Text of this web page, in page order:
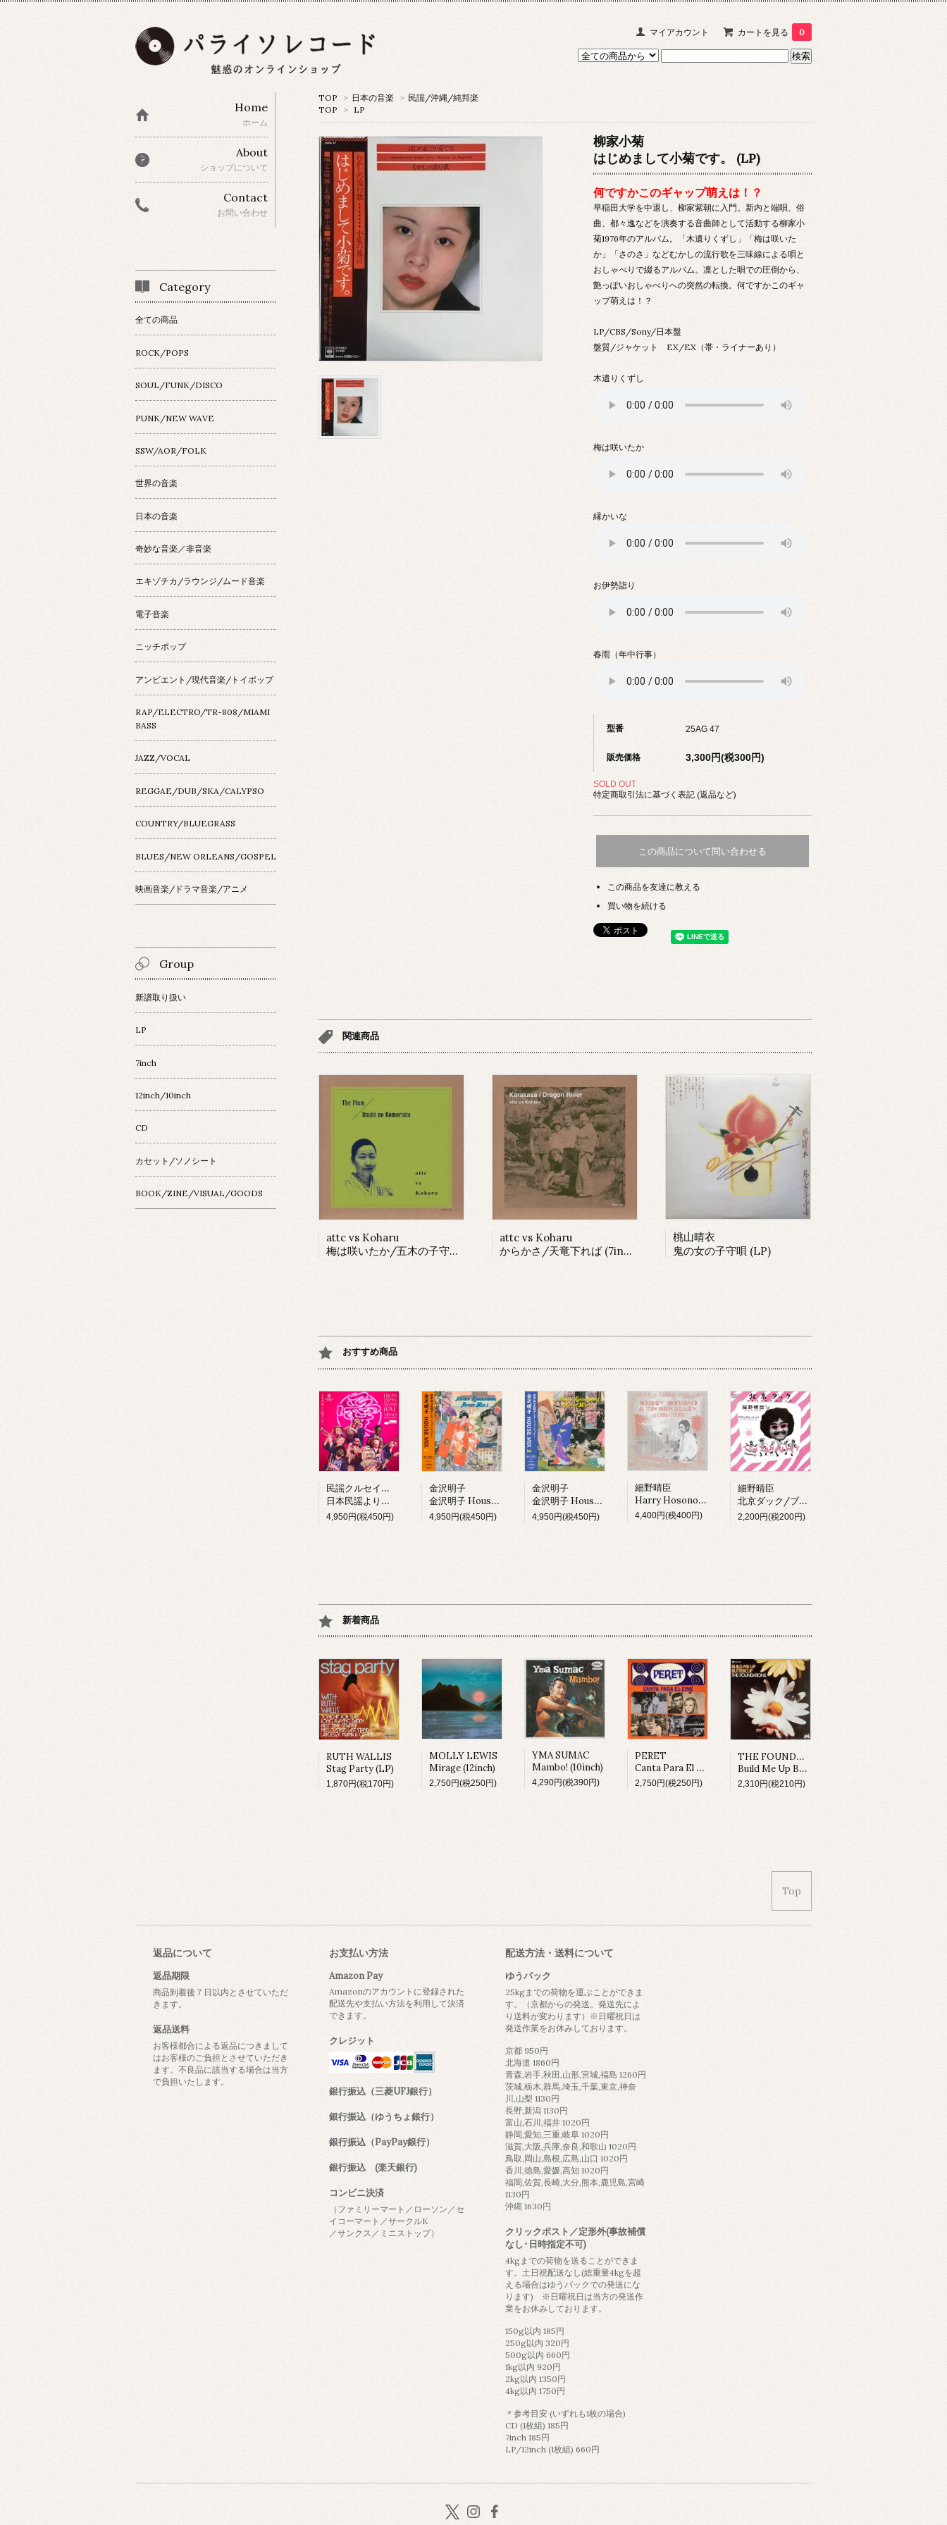
マイアカウント カートを見る 0
TOP > 日本の音楽 > 民謡/沖縄/純邦楽
TOP
> LP
柳家小菊
はじめまして小菊です。 (LP)
何ですかこのギャップ萌えは！？
早稲田大学を中退し、柳家紫朝に入門。新内と端唄、俗
曲、都々逸などを演奏する音曲師として活動する柳家小
菊1976年のアルバム。「木遺りくずし」「梅は咲いた
か」「さのさ」などむかしの流行歌を三味線による唄と
おしゃべりで綴るアルバム。凛とした唄での圧倒から、
艶っぽいおしゃべりへの突然の転換。何ですかこのギャ
ップ萌えは！？
LP/CBS/Sony/日本盤
盤質/ジャケット EX/EX（帯・ライナーあり）
木遺りくずし
梅は咲いたか
縁かいな
お伊勢詣り
春雨（年中行事）
型番 25AG 47
販売価格 3,300円(税300円)
SOLD OUT
特定商取引法に基づく表記 (返品など)
この商品について問い合わせる
この商品を友達に教える
買い物を続ける
関連商品
attc vs Koharu
梅は咲いたか/五木の子守唄 (7inch)
attc vs Koharu
からかさ/天竜下れば (7inch)
桃山晴衣
鬼の女の子守唄 (LP)
おすすめ商品
民謡クルセイダーズ
日本民謡より愛をこめて (LP)
4,950円(税450円)
金沢明子
金沢明子 House Mix I (LP)
4,950円(税450円)
金沢明子
金沢明子 House Mix II (LP)
4,950円(税450円)
細野晴臣
Harry Hosono & Tin Pan Alley In China Town (LP)
4,400円(税400円)
細野晴臣
北京ダック/ブラックピーナッツ
2,200円(税200円)
新着商品
RUTH WALLIS
Stag Party (LP)
1,870円(税170円)
MOLLY LEWIS
Mirage (12inch)
2,750円(税250円)
YMA SUMAC
Mambo! (10inch)
4,290円(税390円)
PERET
Canta Para El Cine (LP)
2,750円(税250円)
THE FOUNDATIONS
Build Me Up Buttercup (LP)
2,310円(税210円)
Home
ホーム
About
ショップについて
Contact
お問い合わせ
Category
全ての商品
ROCK/POPS
SOUL/FUNK/DISCO
PUNK/NEW WAVE
SSW/AOR/FOLK
世界の音楽
日本の音楽
奇妙な音楽／非音楽
エキゾチカ/ラウンジ/ムード音楽
電子音楽
ニッチポップ
アンビエント/現代音楽/トイポップ
RAP/ELECTRO/TR-808/MIAMI
BASS
JAZZ/VOCAL
REGGAE/DUB/SKA/CALYPSO
COUNTRY/BLUEGRASS
BLUES/NEW ORLEANS/GOSPEL
映画音楽/ドラマ音楽/アニメ
Group
新譜取り扱い
LP
7inch
12inch/10inch
CD
カセット/ソノシート
BOOK/ZINE/VISUAL/GOODS
Top
返品について
返品期限
商品到着後７日以内とさせていただ
きます。
返品送料
お客様都合による返品につきまして
はお客様のご負担とさせていただき
ます。不良品に該当する場合は当方
で負担いたします。
お支払い方法
Amazon Pay
Amazonのアカウントに登録された
配送先や支払い方法を利用して決済
できます。
クレジット
銀行振込（三菱UFJ銀行）
銀行振込（ゆうちょ銀行）
銀行振込（PayPay銀行）
銀行振込 (楽天銀行)
コンビニ決済
（ファミリーマート／ローソン／セ
イコーマート／サークルK
／サンクス／ミニストップ）
配送方法・送料について
ゆうパック
25kgまでの荷物を運ぶことができま
す。（京都からの発送。発送先によ
り送料が変わります）※日曜祝日は
発送作業をお休みしております。
京都 950円
北海道 1860円
青森,岩手,秋田,山形,宮城,福島 1260円
茨城,栃木,群馬,埼玉,千葉,東京,神奈
川,山梨 1130円
長野,新潟 1130円
富山,石川,福井 1020円
静岡,愛知,三重,岐阜 1020円
滋賀,大阪,兵庫,奈良,和歌山 1020円
鳥取,岡山,島根,広島,山口 1020円
香川,徳島,愛媛,高知 1020円
福岡,佐賀,長崎,大分,熊本,鹿児島,宮崎
1130円
沖縄 1630円
クリックポスト／定形外(事故補償
なし･日時指定不可)
4kgまでの荷物を送ることができま
す。土日祝配送なし(総重量4kgを超
える場合はゆうパックでの発送にな
ります) ※日曜祝日は当方の発送作
業をお休みしております。
150g以内 185円
250g以内 320円
500g以内 660円
1kg以内 920円
2kg以内 1350円
4kg以内 1750円
＊参考目安 (いずれも1枚の場合)
CD (1枚組) 185円
7inch 185円
LP/12inch (1枚組) 660円